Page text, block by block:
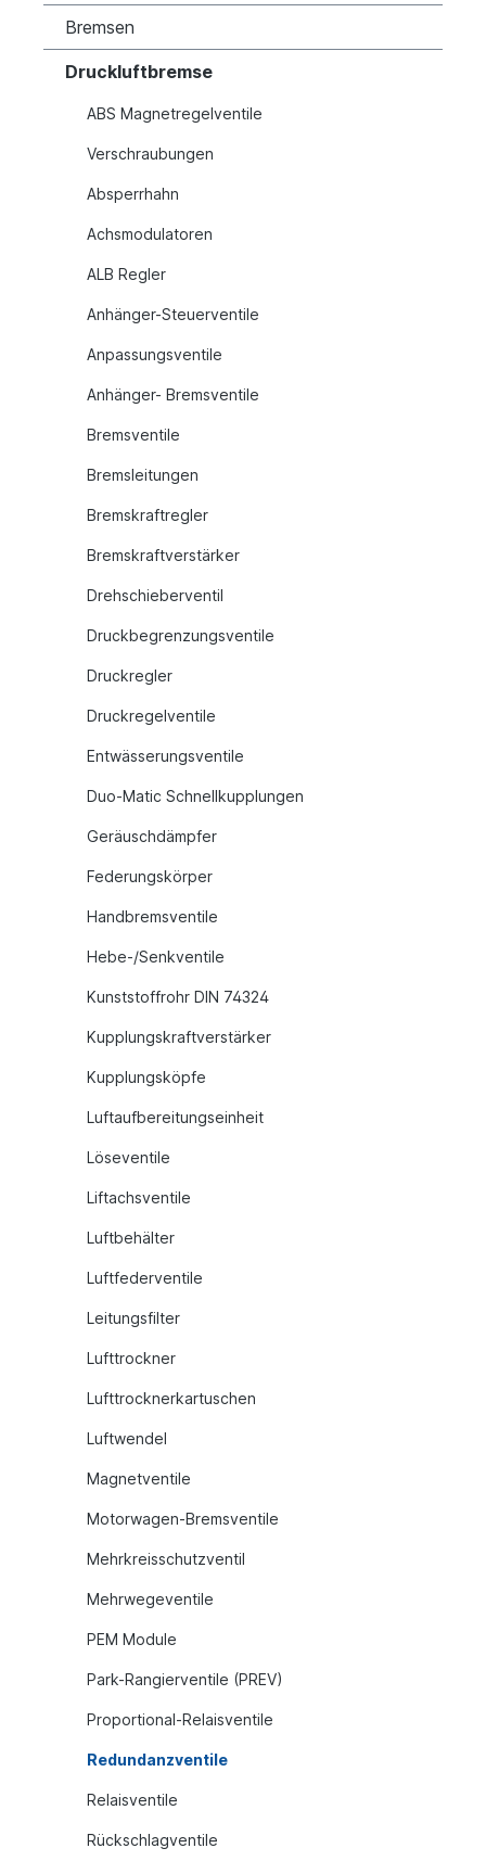
Bremsen
Druckluftbremse
ABS Magnetregelventile
Verschraubungen
Absperrhahn
Achsmodulatoren
ALB Regler
Anhänger-Steuerventile
Anpassungsventile
Anhänger- Bremsventile
Bremsventile
Bremsleitungen
Bremskraftregler
Bremskraftverstärker
Drehschieberventil
Druckbegrenzungsventile
Druckregler
Druckregelventile
Entwässerungsventile
Duo-Matic Schnellkupplungen
Geräuschdämpfer
Federungskörper
Handbremsventile
Hebe-/Senkventile
Kunststoffrohr DIN 74324
Kupplungskraftverstärker
Kupplungsköpfe
Luftaufbereitungseinheit
Löseventile
Liftachsventile
Luftbehälter
Luftfederventile
Leitungsfilter
Lufttrockner
Lufttrocknerkartuschen
Luftwendel
Magnetventile
Motorwagen-Bremsventile
Mehrkreisschutzventil
Mehrwegeventile
PEM Module
Park-Rangierventile (PREV)
Proportional-Relaisventile
Redundanzventile
Relaisventile
Rückschlagventile